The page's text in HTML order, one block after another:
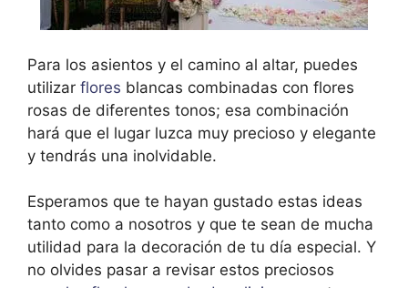
Para los asientos y el camino al altar, puedes
utilizar flores blancas combinadas con flores
rosas de diferentes tonos; esa combinación
hará que el lugar luzca muy precioso y elegante
y tendrás una inolvidable.
Esperamos que te hayan gustado estas ideas
tanto como a nosotros y que te sean de mucha
utilidad para la decoración de tu día especial. Y
no olvides pasar a revisar estos preciosos